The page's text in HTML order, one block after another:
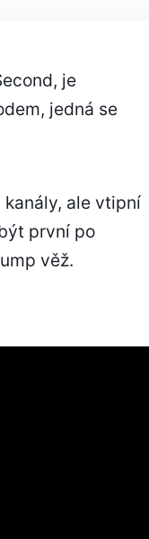
je
jedná se
kanály, ale vtipní
první po
věž.